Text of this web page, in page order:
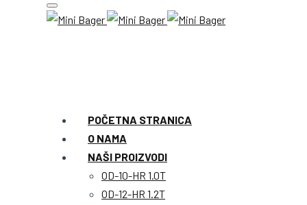
POČETNA STRANICA
O NAMA
NAŠI PROIZVODI
OD-10-HR 1.0T
OD-12-HR 1.2T